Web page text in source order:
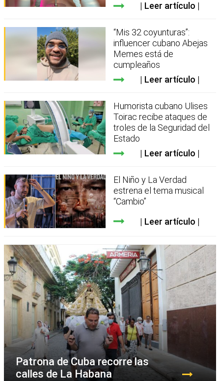
Leer artículo
“Mis 32 coyunturas”:
influencer cubano Abejas
Memes está de
cumpleaños
Leer artículo
Humorista cubano Ulises
Toirac recibe ataques de
troles de la Seguridad del
Estado
Leer artículo
El Niño y La Verdad
estrena el tema musical
“Cambio”
Leer artículo
Patrona de Cuba recorre las
calles de La Habana